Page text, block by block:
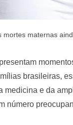
mortes maternas
brasileiras,
medicina e da
número